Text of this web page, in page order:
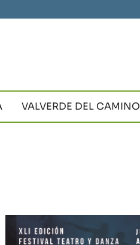
VALVERDE DEL CAMINO